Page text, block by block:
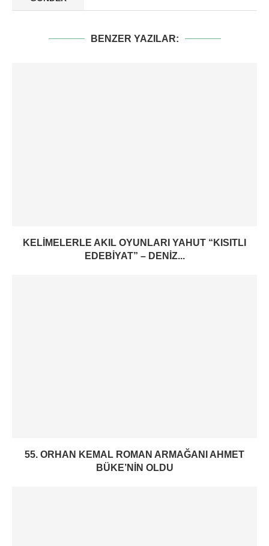
BENZER YAZILAR:
KELIMELERLE AKIL OYUNLARI YAHUT “KISITLI
EDEBIYAT” – DENIZ...
55. ORHAN KEMAL ROMAN ARMAĞANI AHMET
BÜKE’NIN OLDU